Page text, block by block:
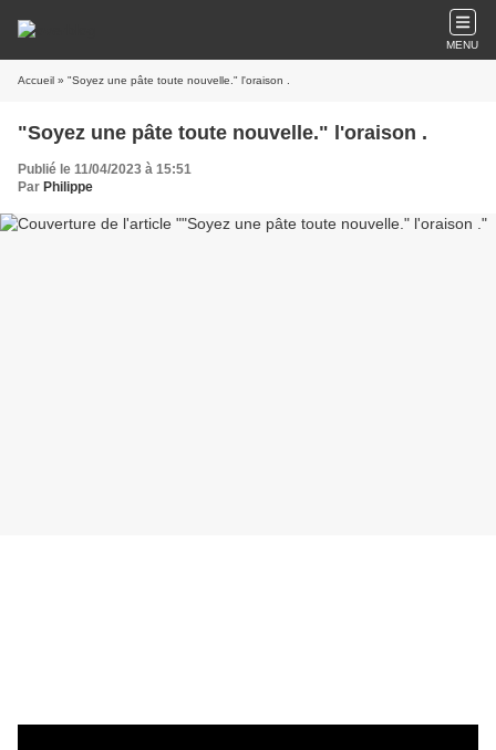
MENU
Accueil » "Soyez une pâte toute nouvelle." l'oraison .
"Soyez une pâte toute nouvelle." l'oraison .
Publié le 11/04/2023 à 15:51
Par Philippe